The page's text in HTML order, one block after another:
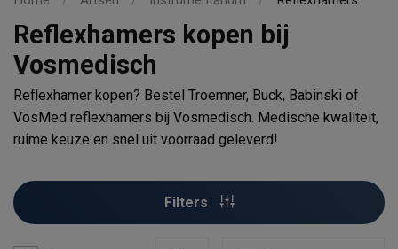
Reflexhamers kopen bij
Vosmedisch
Reflexhamer kopen? Bestel Troemner, Buck, Babinski of
VosMed reflexhamers bij Vosmedisch. Medische kwaliteit,
ruime keuze en snel uit voorraad geleverd!
Filters